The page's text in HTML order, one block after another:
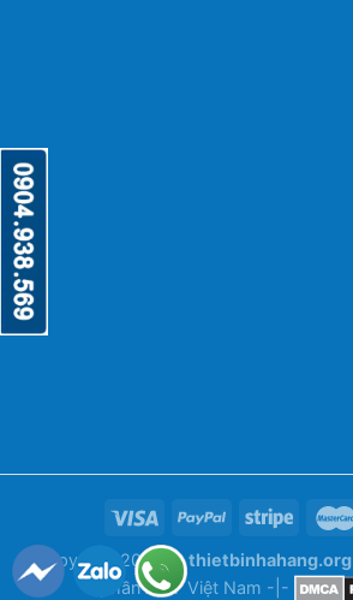
Copyright 2026 ©thietbinhahang.org
phần ANY Việt Nam -|-